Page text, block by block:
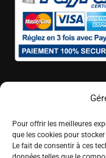
Pour offrir les meilleures
que les cookies pour
Le fait de consentir à ces